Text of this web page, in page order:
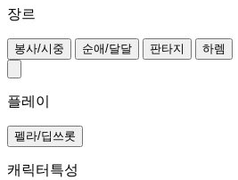
장르
봉사/시중 순애/달달 판타지 하렘
플레이
펠라/딥쓰롯
캐릭터특성